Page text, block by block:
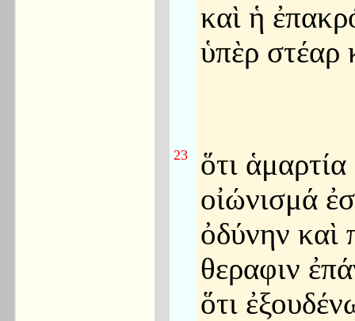
καὶ ἡ
ὑπὲρ στέαρ
23
ὅτι ἁμαρτία
οἰώνισμά
ὀδύνην καὶ
θεραφιν
ὅτι